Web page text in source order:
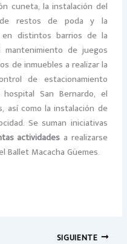
cuneta, la instalación del
restos de poda y la
en distintos barrios de la
de juegos
de inmuebles a realizar la
de estacionamiento
San Bernardo, el
así como la instalación de
Se suman iniciativas
actividades a realizarse
Ballet Macacha Güemes.
SIGUIENTE